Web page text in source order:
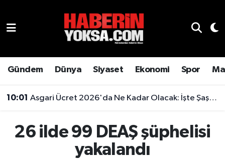
Gündem Dünya Siyaset Ekonomi Spor
10:01 Asgari Ücret 2026'da Ne Kadar Olacak: İşte Şaşırtan Rakam
26 ilde 99 DEAŞ şüphelisi
yakalandı
Genel
Hava Durumu
Son Dakika Haberleri